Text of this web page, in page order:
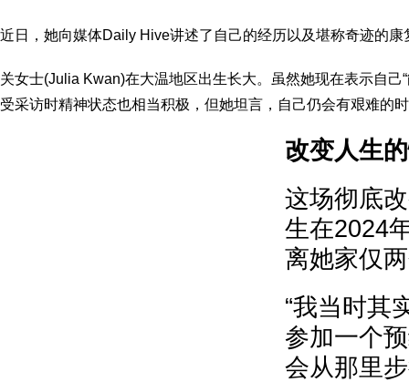
近日，她向媒体Daily Hive讲述了自己的经历以及堪称奇迹的康
关女士(Julia Kwan)在大温地区出生长大。虽然她现在表示自己
受采访时精神状态也相当积极，但她坦言，自己仍会有艰难的
改变人生
这场彻底
生在2024
离她家仅
“我当时其
参加一个
会从那里